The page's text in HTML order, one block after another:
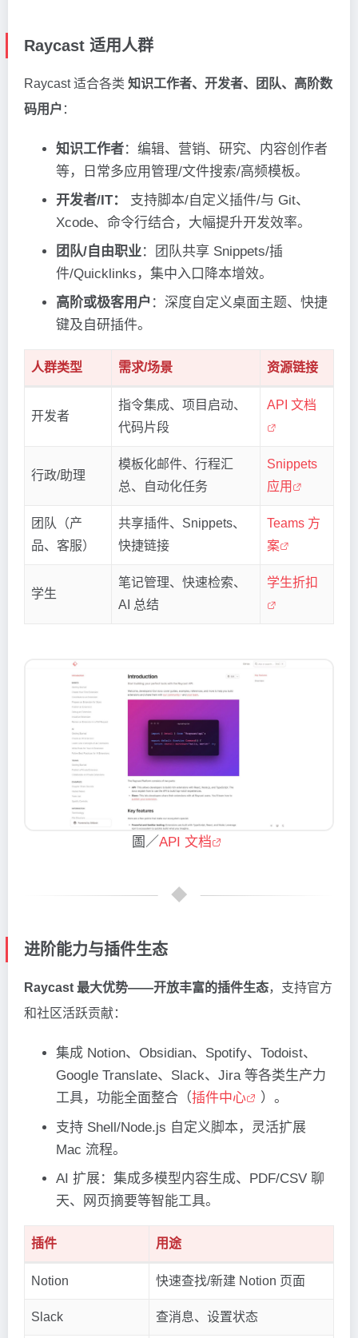
Raycast 适用人群
Raycast 适合各类 知识工作者、开发者、团队、高阶数
码用户 ：
知识工作者：编辑、营销、研究、内容创作者
等，日常多应用管理/文件搜索/高频模板。
开发者/IT：
支持脚本/自定义插件/与 Git、
Xcode、命令行结合，大幅提升开发效率。
团队/自由职业：团队共享 Snippets/插
件/Quicklinks，集中入口降本增效。
高阶或极客用户 ：深度自定义桌面主题、快捷
键及自研插件。
人群类型 需求/场景 资源链接
开发者
指令集成、项目启动、
代码片段
API 文档
行政/助理
模板化邮件、行程汇
总、自动化任务
Snippets
应用
团队（产
品、客服）
共享插件、Snippets、
快捷链接
Teams 方
案
学生
笔记管理、快速检索、
AI 总结
学生折扣
圖／API 文档
进阶能力与插件生态
Raycast 最大优势——开放丰富的插件生态，支持官方
和社区活跃贡献：
集成 Notion、Obsidian、Spotify、Todoist、
Google Translate、Slack、Jira 等各类生产力
工具，功能全面整合（插件中心
）。
支持 Shell/Node.js 自定义脚本，灵活扩展
Mac 流程。
AI 扩展：集成多模型内容生成、PDF/CSV 聊
天、网页摘要等智能工具。
插件 用途
Notion 快速查找/新建 Notion 页面
Slack 查消息、设置状态